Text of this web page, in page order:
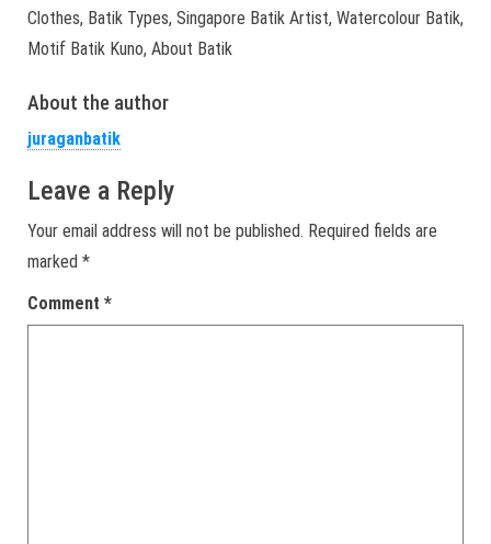
Clothes, Batik Types, Singapore Batik Artist, Watercolour Batik,
Motif Batik Kuno, About Batik
About the author
juraganbatik
Leave a Reply
Your email address will not be published. Required fields are
marked *
Comment *